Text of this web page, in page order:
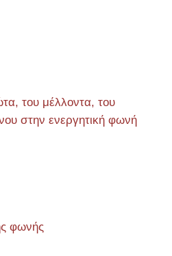
του μέλλοντα, του
στην ενεργητική φωνή
φωνής